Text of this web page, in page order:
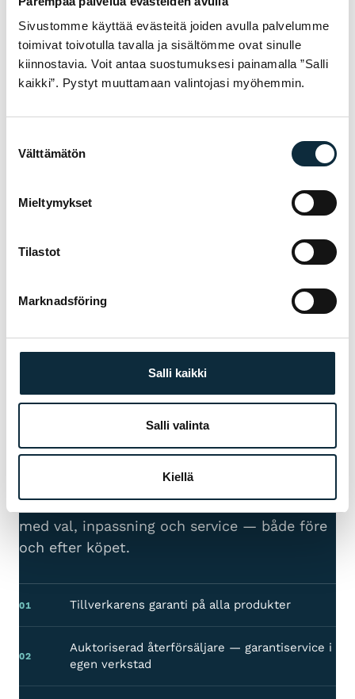
Sivustomme käyttää evästeitä joiden avulla palvelumme
toimivat toivotulla tavalla ja sisältömme ovat sinulle
kiinnostavia. Voit antaa suostumuksesi painamalla ”Salli
kaikki”. Pystyt muuttamaan valintojasi myöhemmin.
valinta
Välttämätön
Mieltymykset
Tilastot
Marknadsföring
Salli kaikki
Salli valinta
Kiellä
samband med recensionen.
Skicka recensionen
VARFÖR MUC-OFF FRÅN
VM SPORT?
Vi är auktoriserad återförsäljare och servar
cyklarna vi säljer i vår egen verkstad i
Jakobstad. Hos oss får du sakkunnig hjälp
med val, inpassning och service — både före
och efter köpet.
01 Tillverkarens garanti på alla produkter
02
Auktoriserad återförsäljare — garantiservice i
egen verkstad